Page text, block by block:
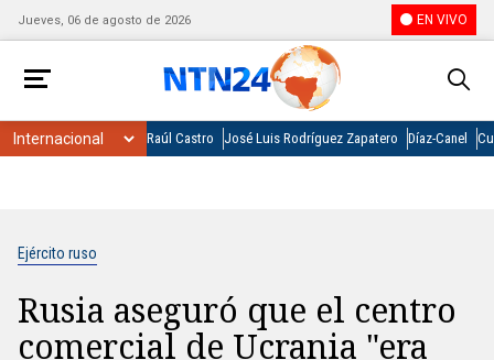
Jueves, 06 de agosto de 2026 EN VIVO
Raúl Castro José Luis Rodríguez Zapatero Díaz-Canel
Ejército ruso
Rusia aseguró que el centro
comercial de Ucrania "era